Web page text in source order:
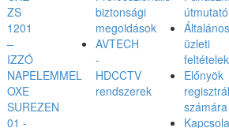
ZS
1201
–
IZZÓ
NAPELEMMEL
OXE
SUREZEN
01 -
biztonsági
megoldások
AVTECH
-
HDCCTV
rendszerek
útmutató
Általános
üzleti
feltételek
Előnyök
számára